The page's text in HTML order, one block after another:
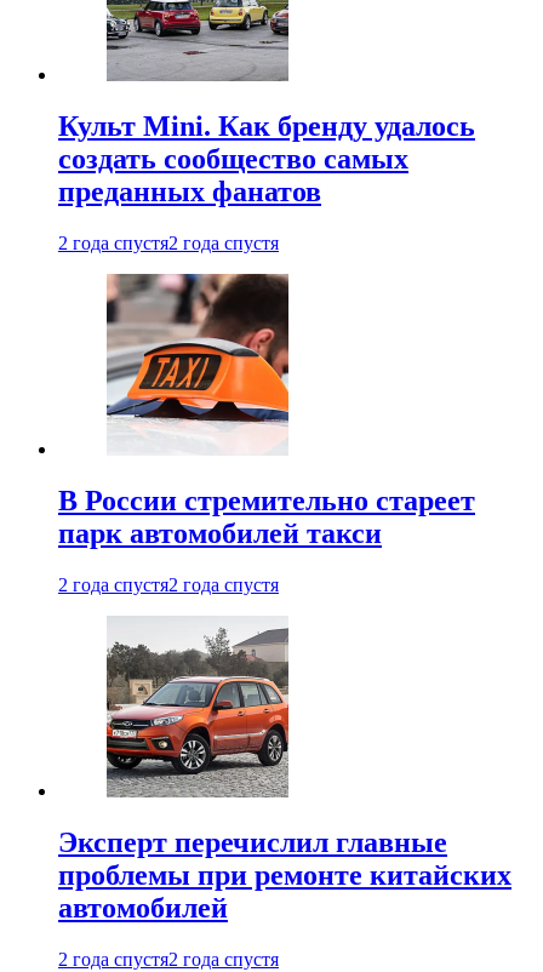
Культ Mini. Как бренду удалось
создать сообщество самых
преданных фанатов
2 года спустя2 года спустя
В России стремительно стареет
парк автомобилей такси
2 года спустя2 года спустя
Эксперт перечислил главные
проблемы при ремонте китайских
автомобилей
2 года спустя2 года спустя